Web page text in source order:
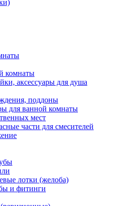
комнаты
аксессуары для душа
поддоны
для ванной комнаты
мест
части для смесителей
лотки (желоба)
и фитинги